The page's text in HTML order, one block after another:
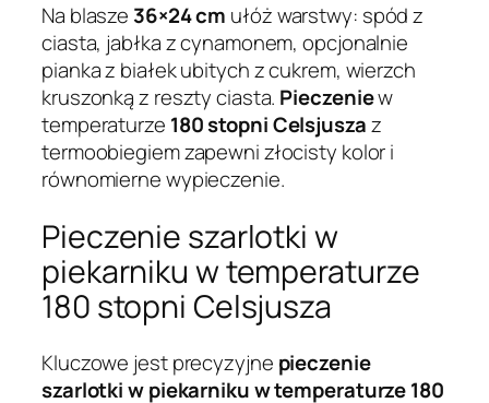
Na blasze 36×24 cm ułóż warstwy: spód z
ciasta, jabłka z cynamonem, opcjonalnie
pianka z białek ubitych z cukrem, wierzch
kruszonką z reszty ciasta. Pieczeniew
temperaturze 180 stopni Celsjuszaz
termoobiegiem zapewni złocisty kolor i
równomierne wypieczenie.
Pieczenie szarlotki w
piekarniku w temperaturze
180 stopni Celsjusza
Kluczowe jest precyzyjne pieczenie
szarlotki w piekarniku w temperaturze 180